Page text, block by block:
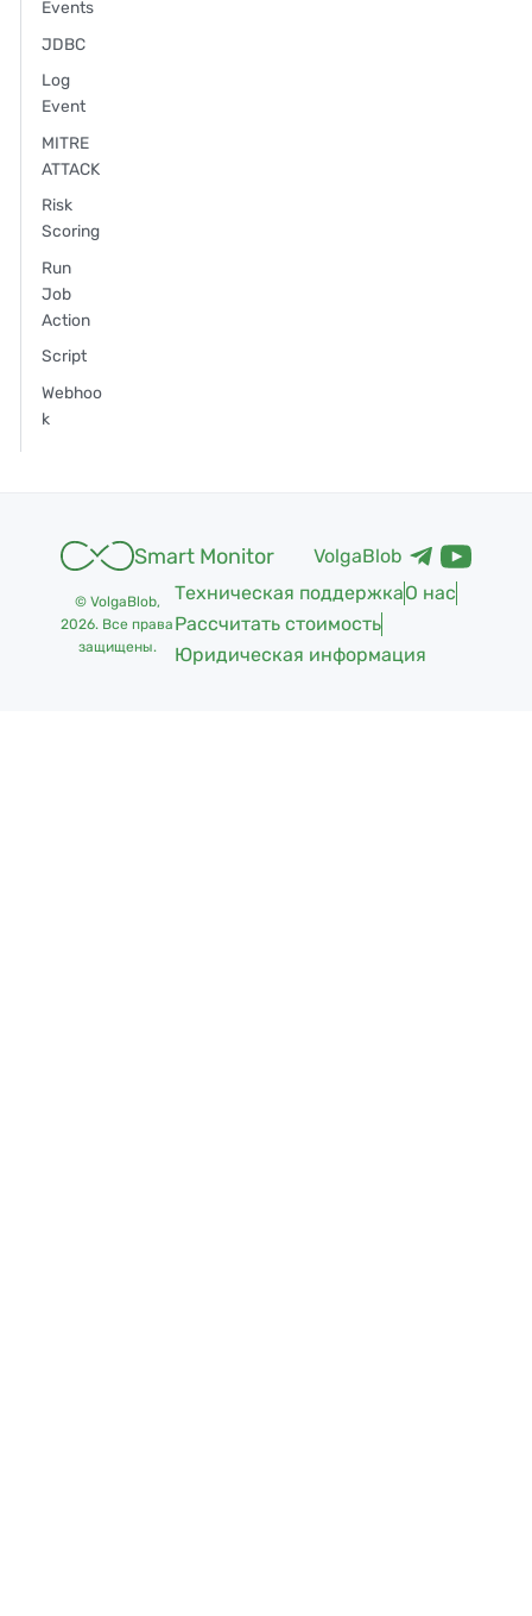
Events
JDBC
Log
Event
MITRE
ATTACK
Risk
Scoring
Run
Job
Action
Script
Webhoo
k
Smart Monitor VolgaBlob
© VolgaBlob,
2026. Все права
защищены.
Техническая поддержкаО нас
Рассчитать стоимость
Юридическая информация